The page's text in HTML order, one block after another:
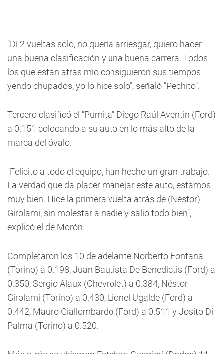
"Dí 2 vueltas solo, no quería arriesgar, quiero hacer
una buena clasificación y una buena carrera. Todos
los que están atrás mío consiguieron sus tiempos
yendo chupados, yo lo hice solo", señaló "Pechito".
Tercero clasificó el "Pumita" Diego Raúl Aventin (Ford)
a 0.151 colocando a su auto en lo más alto de la
marca del óvalo.
"Felicito a todo el equipo, han hecho un gran trabajo.
La verdad que da placer manejar este auto, estamos
muy bien. Hice la primera vuelta atrás de (Néstor)
Girolami, sin molestar a nadie y salió todo bien",
explicó el de Morón.
Completaron los 10 de adelante Norberto Fontana
(Torino) a 0.198, Juan Bautista De Benedictis (Ford) a
0.350, Sergio Alaux (Chevrolet) a 0.384, Néstor
Girolami (Torino) a 0.430, Lionel Ugalde (Ford) a
0.442, Mauro Giallombardo (Ford) a 0.511 y Josito Di
Palma (Torino) a 0.520.